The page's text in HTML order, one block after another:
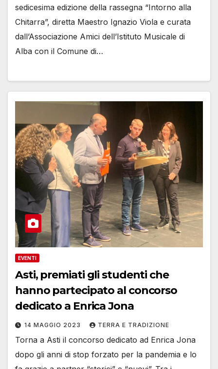
sedicesima edizione della rassegna “Intorno alla
Chitarra”, diretta Maestro Ignazio Viola e curata
dall’Associazione Amici dell’Istituto Musicale di
Alba con il Comune di…
EVENTI
Asti, premiati gli studenti che
hanno partecipato al concorso
dedicato a Enrica Jona
14 MAGGIO 2023 TERRA E TRADIZIONE
Torna a Asti il concorso dedicato ad Enrica Jona
dopo gli anni di stop forzato per la pandemia e lo